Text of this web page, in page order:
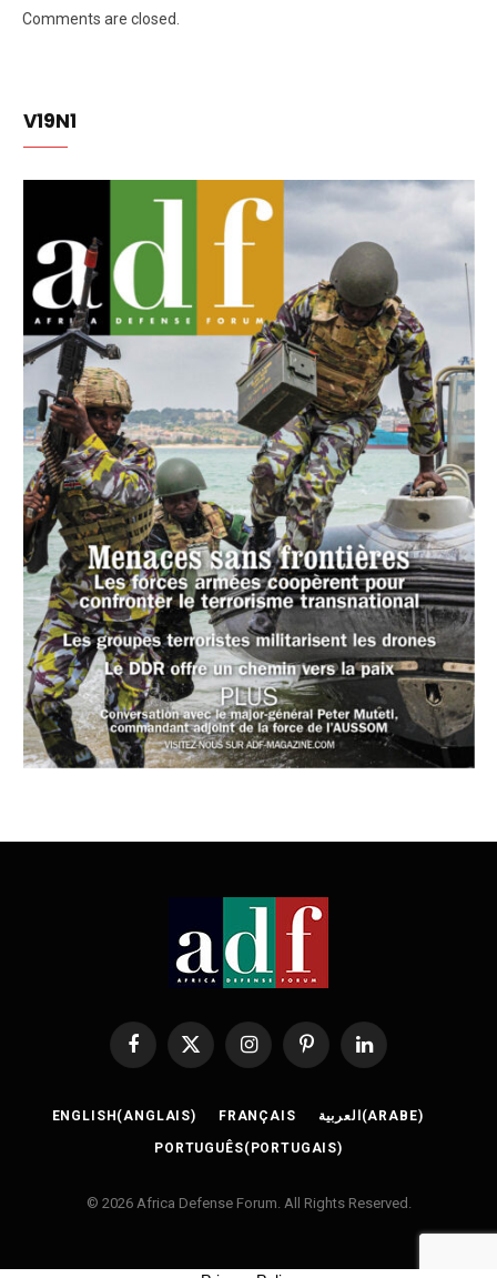
Comments are closed.
V19N1
Facebook
X
InstagramPinterestLinkedIn
ENGLISH (ANGLAIS) FRANÇAIS العربية (ARABE)
PORTUGUÊS( PORTUGAIS)
© 2026 Africa Defense Forum. All Rights Reserved.